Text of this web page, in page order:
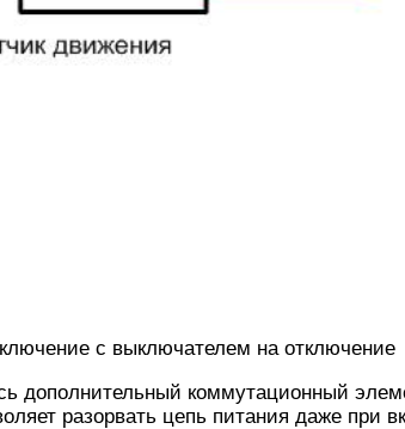
с выключателем на отключение
дополнительный коммутационный
разорвать цепь питания даже при